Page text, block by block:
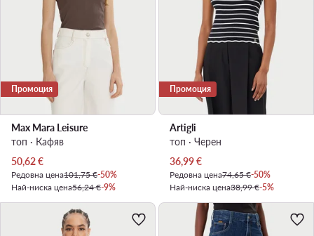
Промоция
Max Mara Leisure
топ · Кафяв
Актуална цена
50,62€
Редовна цена101,75 €-50%
Най-ниска цена56,24 €-9%
Промоция
Artigli
топ · Черен
Актуална цена
36,99€
Редовна цена74,65 €-50%
Най-ниска цена38,99 €-5%